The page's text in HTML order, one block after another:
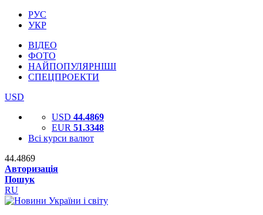
РУС
УКР
ВІДЕО
ФОТО
НАЙПОПУЛЯРНІШІ
СПЕЦПРОЕКТИ
USD
USD 44.4869
EUR 51.3348
Всі курси валют
44.4869
Авторизація
Пошук
RU